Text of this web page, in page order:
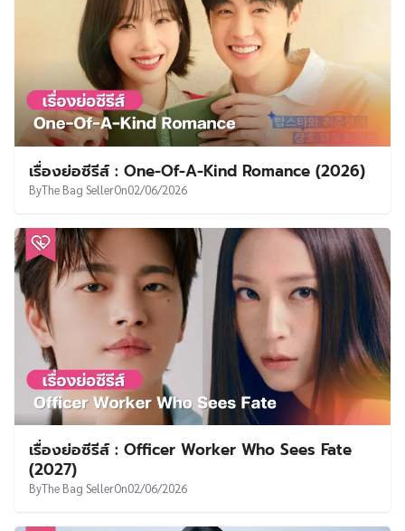
เรื่องย่อซีรีส์ : One-Of-A-Kind Romance (2026)
ByThe Bag SellerOn02/06/2026
เรื่องย่อซีรีส์ : Officer Worker Who Sees Fate
(2027)
ByThe Bag SellerOn02/06/2026